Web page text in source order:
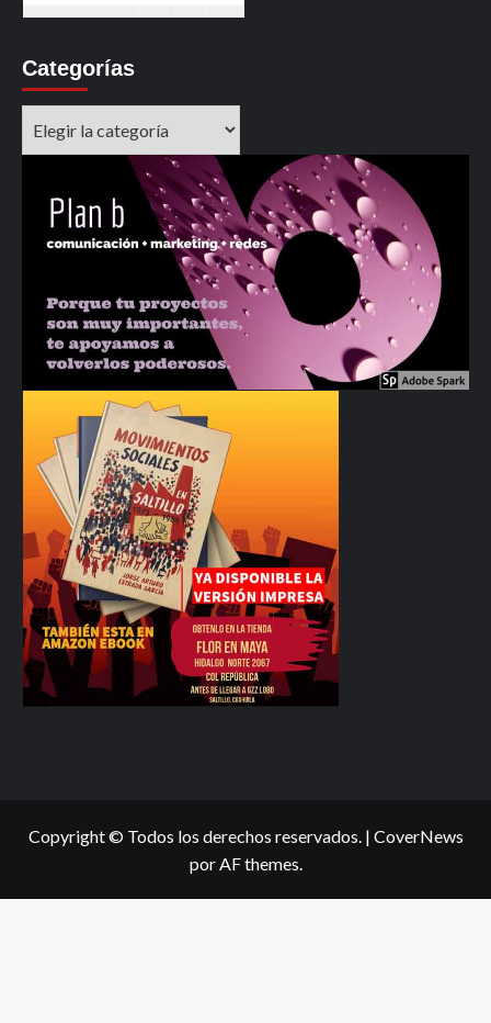
Categorías
Copyright © Todos los derechos reservados. | CoverNews
por AF themes.